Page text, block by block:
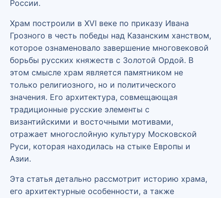
России.
Храм построили в XVI веке по приказу Ивана
Грозного в честь победы над Казанским ханством,
которое ознаменовало завершение многовековой
борьбы русских княжеств с Золотой Ордой. В
этом смысле храм является памятником не
только религиозного, но и политического
значения. Его архитектура, совмещающая
традиционные русские элементы с
византийскими и восточными мотивами,
отражает многослойную культуру Московской
Руси, которая находилась на стыке Европы и
Азии.
Эта статья детально рассмотрит историю храма,
его архитектурные особенности, а также